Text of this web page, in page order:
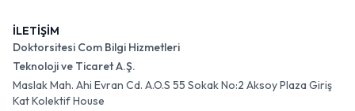
İLETİŞİM
Doktorsitesi Com Bilgi Hizmetleri
Teknoloji ve Ticaret A.Ş.
Maslak Mah. Ahi Evran Cd. A.O.S 55 Sokak No:2 Aksoy Plaza Giriş
Kat Kolektif House